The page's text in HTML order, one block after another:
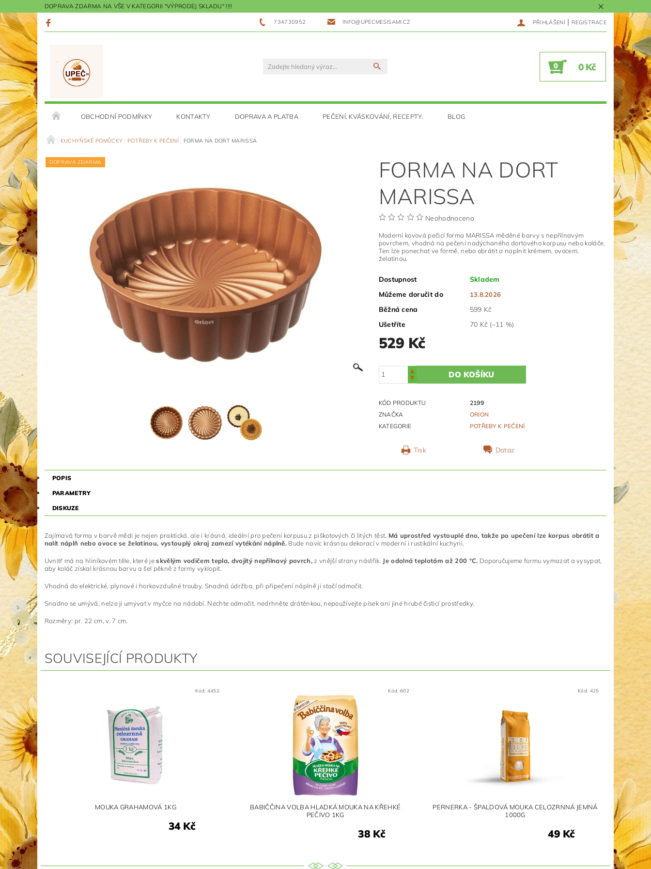
DOPRAVA ZDARMA NA VŠE V KATEGORII "VÝPRODEJ SKLADU" !!!!
734730952 INFO@UPECMESISAMI.CZ PŘIHLÁŠENÍ | REGISTRACE
0 0 Kč
OBCHODNÍ PODMÍNKY KONTAKTY DOPRAVA A PLATBA PEČENÍ, KVÁSKOVÁNÍ, RECEPTY. BLOG
KUCHYŇSKÉ POMŮCKY POTŘEBY K PEČENÍ FORMA NA DORT MARISSA
DOPRAVA ZDARMA
FORMA NA DORT
MARISSA
Neohodnoceno
Moderní kovová pečicí forma MARISSA měděné barvy s nepřilnavým
povrchem, vhodná na pečení nadýchaného dortového korpusu nebo koláče.
Ten lze ponechat ve formě, nebo obrátit a naplnit krémem, ovocem,
želatinou.
Dostupnost
Skladem
Můžeme doručit do
13.8.2026
Běžná cena
599 Kč
Ušetříte
70 Kč (–11 %)
529 Kč
KÓD PRODUKTU
2199
ZNAČKA
ORION
KATEGORIE
POTŘEBY K PEČENÍ
Tisk Dotaz
POPIS
PARAMETRY
DISKUZE
Zajímavá forma v barvě mědi je nejen praktická, ale i krásná, ideální pro pečení korpusu z piškotových či litých těst. Má uprostřed vystouplé dno, takže po upečení lze korpus obrátit a
nalít náplň nebo ovoce se želatinou, vystouplý okraj zamezí vytékání náplně. Bude navíc krásnou dekorací v moderní i rustikální kuchyni.
Uvnitř má na hliníkovém těle, které jeskvělým vodičem tepla, dvojitý nepřilnavý povrch,z vnější strany nástřik. Je odolná teplotám až 200 °C. Doporučujeme formu vymazat a vysypat,
aby koláč získal krásnou barvu a šel pěkně z formy vyklopit.
Vhodná do elektrické, plynové i horkovzdušné trouby. Snadná údržba, při připečení náplně ji stačí odmočit.
Snadno se umývá, nelze ji umývat v myčce na nádobí. Nechte odmočit, nedrhněte drátěnkou, nepoužívejte písek ani jiné hrubé čisticí prostředky.
Rozměry: pr. 22 cm, v. 7 cm.
SOUVISEJÍCÍ PRODUKTY
Kód: 4452
MOUKA GRAHAMOVÁ 1KG
34 Kč
Kód: 602
BABIČČINA VOLBA HLADKÁ MOUKA NA KŘEHKÉ
PEČIVO 1KG
38 Kč
Kód: 425
PERNERKA - ŠPALDOVÁ MOUKA CELOZRNNÁ JEMNÁ
1000G
49 Kč